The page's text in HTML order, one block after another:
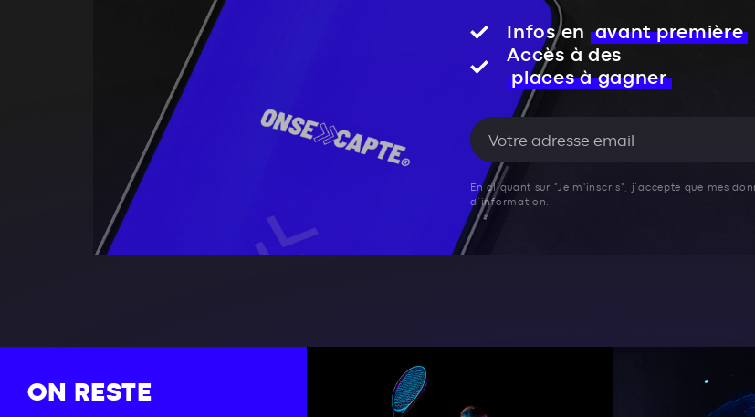
Infos en avant première
Accès à des
places à gagner
En cliquant sur "Je m'inscris", j’accepte que mes
d’information.
ON RESTE